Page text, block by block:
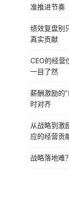
准推进节奏
绩效复盘别
真实贡献
CEO的经
一目了然
薪酬激励的
时对齐
从战略到
应的经营贡
战略落地难